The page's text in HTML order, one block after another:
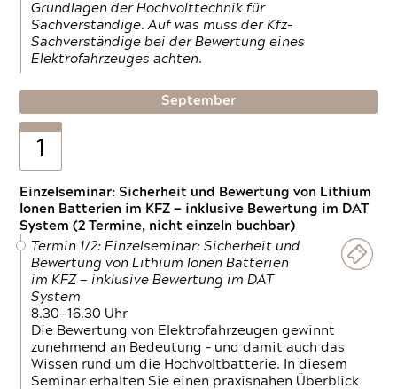
Grundlagen der Hochvolttechnik für
Sachverständige. Auf was muss der Kfz-
Sachverständige bei der Bewertung eines
Elektrofahrzeuges achten.
September
1
Einzelseminar: Sicherheit und Bewertung von Lithium
Ionen Batterien im KFZ — inklusive Bewertung im DAT
System (2 Termine, nicht einzeln buchbar)
Termin 1/2: Einzelseminar: Sicherheit und
Bewertung von Lithium Ionen Batterien
im KFZ — inklusive Bewertung im DAT
System
8.30—16.30 Uhr
Die Bewertung von Elektrofahrzeugen gewinnt
zunehmend an Bedeutung – und damit auch das
Wissen rund um die Hochvoltbatterie. In diesem
Seminar erhalten Sie einen praxisnahen Überblick